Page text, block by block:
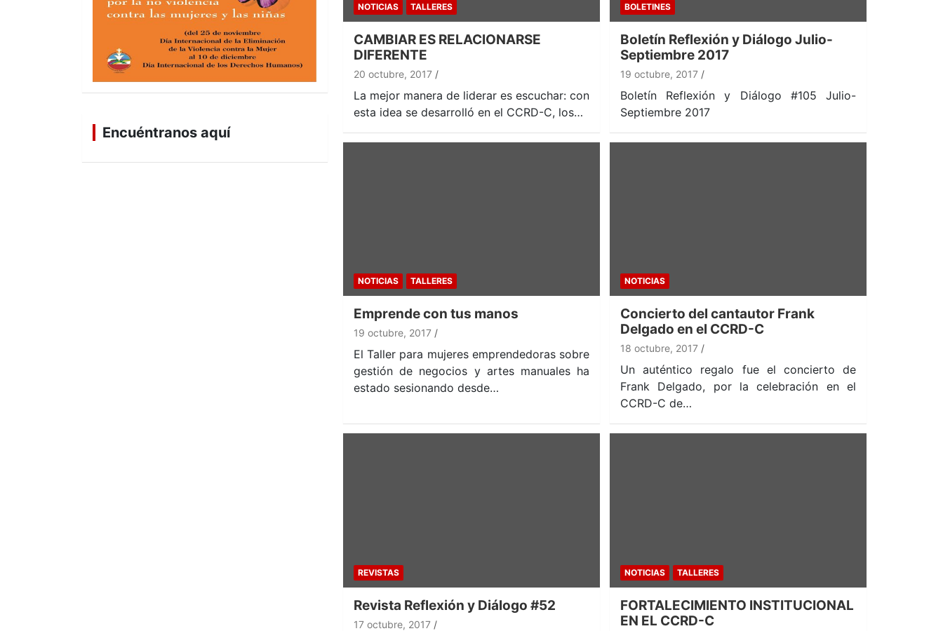
NOTICIAS TALLERES
CAMBIAR ES RELACIONARSE
DIFERENTE
20 octubre, 2017
La mejor manera de liderar es escuchar: con
esta idea se desarrolló en el CCRD-C, los…
BOLETINES
Boletín Reflexión y Diálogo Julio-
Septiembre 2017
19 octubre, 2017
Boletín Reflexión y Diálogo #105 Julio-
Septiembre 2017
NOTICIAS TALLERES
Emprende con tus manos
19 octubre, 2017
El Taller para mujeres emprendedoras sobre
gestión de negocios y artes manuales ha
estado sesionando desde…
NOTICIAS
Concierto del cantautor Frank
Delgado en el CCRD-C
18 octubre, 2017
Un auténtico regalo fue el concierto de
Frank Delgado, por la celebración en el
CCRD-C de…
REVISTAS
Revista Reflexión y Diálogo #52
17 octubre, 2017
NOTICIAS TALLERES
FORTALECIMIENTO INSTITUCIONAL
EN EL CCRD-C
Encuéntranos aquí